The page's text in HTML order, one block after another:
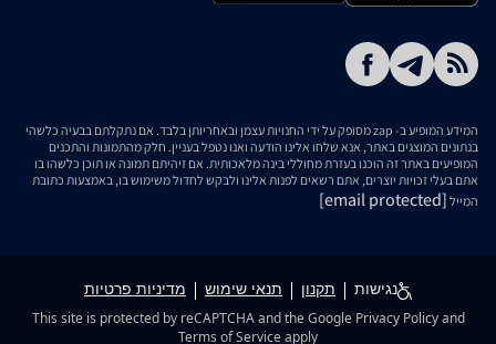
המידע המופיע ב- zap מסופק על ידי החנויות עצמן ובאחריותן בלבד. אם נתקלתם בבעיה כלשהי
בנתונים המוצגים באתר, אנא שלחו אלינו הודעה ואנו נטפל בעניין. חלק מהתמונות והתכנים
המופיעים באתר זה הוכנו בעזרת מחוללי בינה מלאכותית. אם זיהיתם תמונה או תוכן כלשהו בו
אתם בעלי זכויות יוצרים, אתם רשאים לפנות אלינו ולבקש לחדול משימוש בו, באמצעות כתובת
המייל [email protected]
נגישות תקנון תנאי שימוש מדיניות פרטיות
This site is protected by reCAPTCHA and the Google Privacy Policyand
Terms of Serviceapply